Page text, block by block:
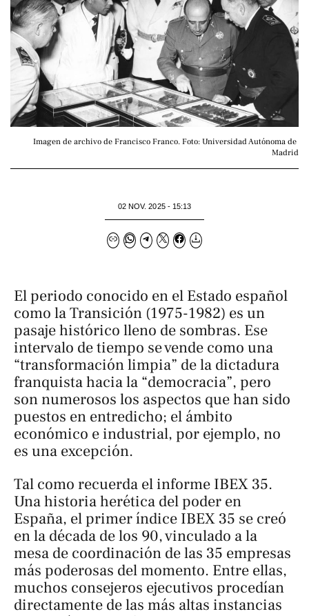
Imagen de archivo de Francisco Franco. Foto: Universidad Autónoma de
Madrid
02 NOV. 2025 - 15:13
El periodo conocido en el Estado español
como laTransición (1975-1982) es un
pasaje histórico lleno de sombras. Ese
intervalo de tiempo se vende como una
“transformación limpia” de la dictadura
franquista hacia la “democracia”, pero
son numerosos los aspectos que han sido
puestos en entredicho; el ámbito
económico e industrial, por ejemplo, no
es una excepción.
Tal como recuerda el informe IBEX 35.
Una historia herética del poder en
España, el primer índice IBEX 35 se creó
en la década de los 90, vinculado a la
mesa de coordinación de las 35 empresas
más poderosas del momento. Entre ellas,
muchos consejeros ejecutivos procedían
directamente de las más altas instancias